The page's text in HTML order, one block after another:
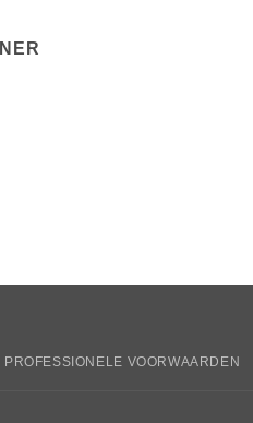
VOORWAARDEN